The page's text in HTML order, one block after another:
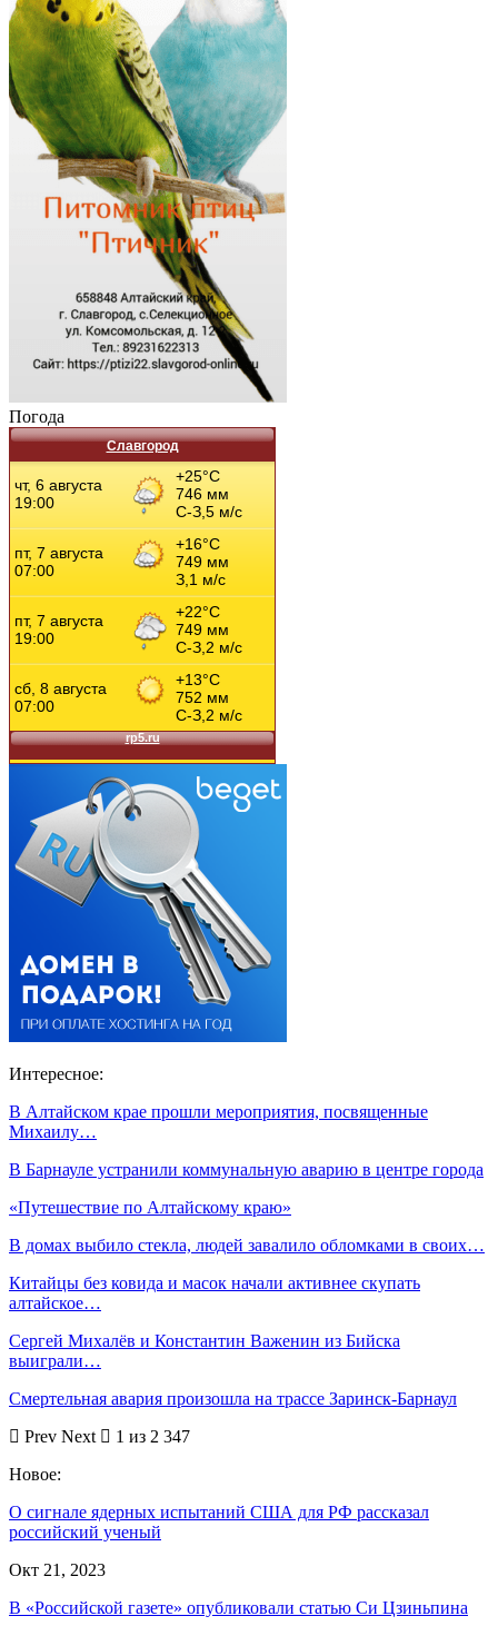
Погода
Славгород
Интересное:
В Алтайском крае прошли мероприятия, посвященные
Михаилу…
В Барнауле устранили коммунальную аварию в центре города
«Путешествие по Алтайскому краю»
В домах выбило стекла, людей завалило обломками в своих…
Китайцы без ковида и масок начали активнее скупать
алтайское…
Сергей Михалёв и Константин Важенин из Бийска
выиграли…
Смертельная авария произошла на трассе Заринск-Барнаул
Prev Next
1 из 2 347
Новое:
О сигнале ядерных испытаний США для РФ рассказал
российский ученый
Окт 21, 2023
В «Российской газете» опубликовали статью Си Цзиньпина